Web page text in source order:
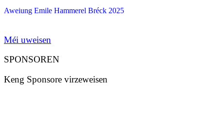
Aweiung Emile Hammerel Bréck 2025
Méi uweisen
SPONSOREN
Keng Sponsore virzeweisen